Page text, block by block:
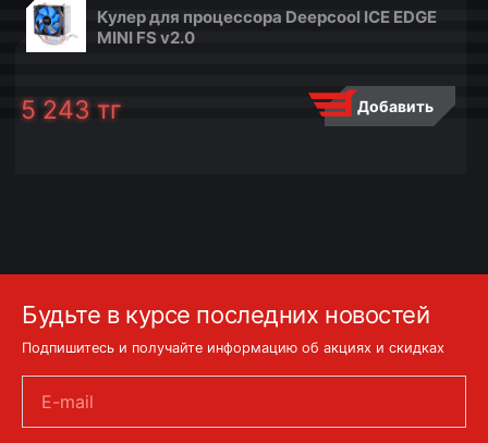
Кулер для процессора Deepcool ICE EDGE
MINI FS v2.0
Добавить
5 243 тг
Будьте в курсе последних новостей
Подпишитесь и получайте информацию об акциях и скидках
E-mail